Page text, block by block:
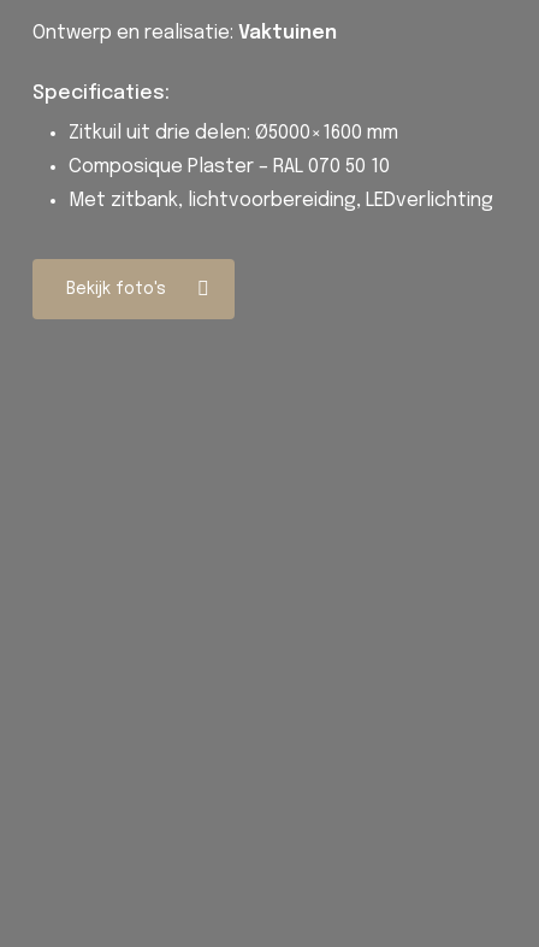
Ontwerp en realisatie: Vaktuinen
Specificaties:
Zitkuil uit drie delen: Ø5000×1600 mm
Composique Plaster– RAL 070 50 10
Met zitbank, lichtvoorbereiding, LEDverlichting
Bekijk foto's